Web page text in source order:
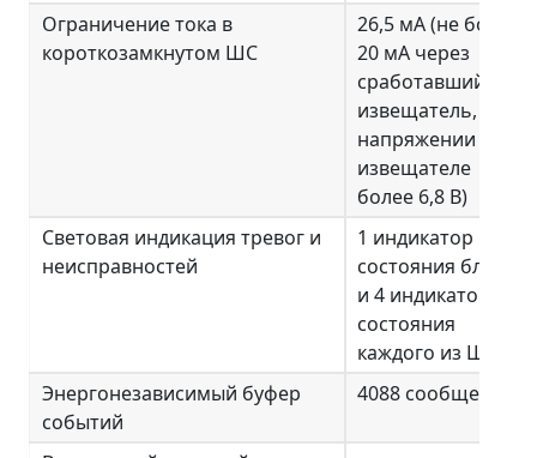
Ограничение тока в
короткозамкнутом ШС
26,5 мА (не более
20 мА через
сработавший
извещатель, при
напряжении на
извещателе
более 6,8 В)
Световая индикация тревог и
неисправностей
1 индикатор
состояния блока
и 4 индикатора
состояния
каждого из ШС
Энергонезависимый буфер
событий
4088 сообщений